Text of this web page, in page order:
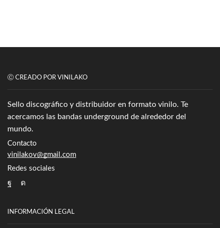
Ⓒ CREADO POR VINILAKO
Sello discográfico y distribuidor en formato vinilo. Te
acercamos las bandas underground de alrededor del
mundo.
Contacto
vinilakov@gmail.com
Redes sociales
Facebook
Instagram
INFORMACIÓN LEGAL